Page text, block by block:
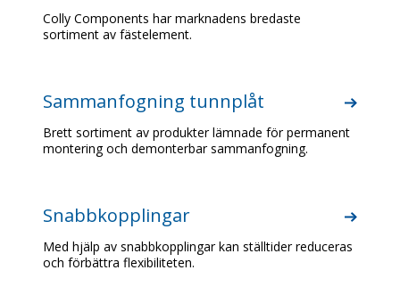
Colly Components har marknadens bredaste
sortiment av fästelement.
Sammanfogning tunnplåt
Brett sortiment av produkter lämnade för permanent
montering och demonterbar sammanfogning.
Snabbkopplingar
Med hjälp av snabbkopplingar kan ställtider reduceras
och förbättra flexibiliteten.